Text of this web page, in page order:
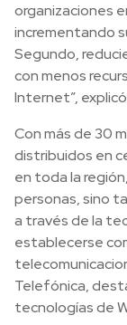
organizaciones
incrementando
Segundo,
con menos
Internet”,
Con más de 30
distribuidos en
en toda la
personas, sino
a través de la
establecerse
Telefónica,
tecnologías de